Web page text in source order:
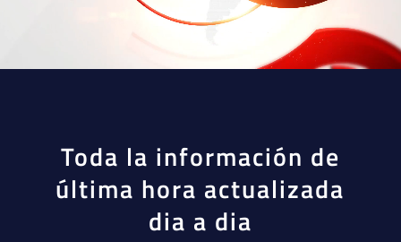
Toda la información de
última hora actualizada
dia a dia